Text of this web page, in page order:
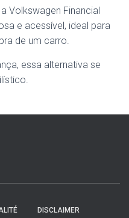
Volkswagen Financial
e acessível, ideal para
de um carro.
essa alternativa se
DISCLAIMER